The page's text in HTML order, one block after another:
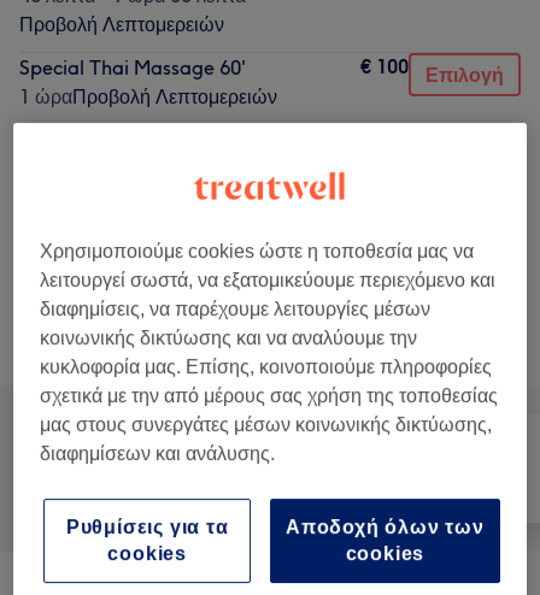
Προβολή Λεπτομερειών
Special Thai Massage 60'
1 ώραΠροβολή Λεπτομερειών
€ 100 Επιλογή
Προβολή Λεπτομερειών
Εμφάνιση 1 περισσότερων σχετικών υπηρεσιών...
Δεν ήταν αυτό που έψαχνες;
Αναζήτηση υπηρεσιών
Χρησιμοποιούμε cookies ώστε η τοποθεσία μας να
λειτουργεί σωστά, να εξατομικεύουμε περιεχόμενο και
διαφημίσεις, να παρέχουμε λειτουργίες μέσων
κοινωνικής δικτύωσης και να αναλύουμε την
κυκλοφορία μας. Επίσης, κοινοποιούμε πληροφορίες
σχετικά με την από μέρους σας χρήση της τοποθεσίας
μας στους συνεργάτες μέσων κοινωνικής δικτύωσης,
διαφημίσεων και ανάλυσης.
Αποδοχή όλων των
cookies
Ρυθμίσεις για τα
cookies